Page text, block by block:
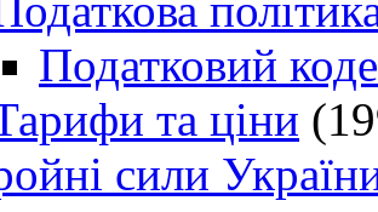
Податковий
та ціни
сили